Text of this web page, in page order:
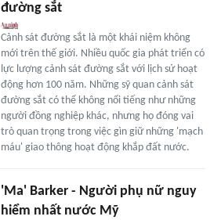
đường sắt
Cảnh sát đường sắt là một khái niệm không
mới trên thế giới. Nhiều quốc gia phát triển có
lực lượng cảnh sát đường sắt với lịch sử hoạt
động hơn 100 năm. Những sỹ quan cảnh sát
đường sắt có thể không nổi tiếng như những
người đồng nghiệp khác, nhưng họ đóng vai
trò quan trọng trong việc gìn giữ những 'mạch
máu' giao thông hoạt động khắp đất nước.
'Ma' Barker - Người phụ nữ nguy
hiểm nhất nước Mỹ